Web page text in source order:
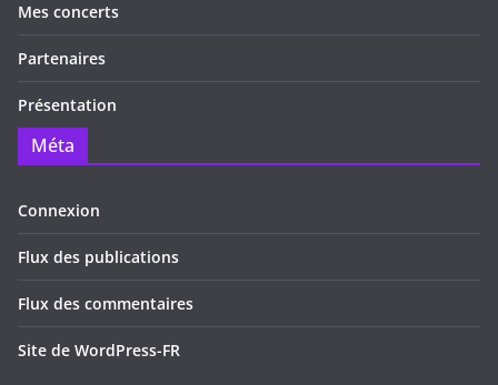
Mes concerts
Partenaires
Présentation
Méta
Connexion
Flux des publications
Flux des commentaires
Site de WordPress-FR